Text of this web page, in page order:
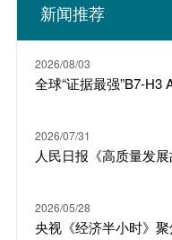
新闻推荐
2026/08/03
2026/07/31
2026/05/28